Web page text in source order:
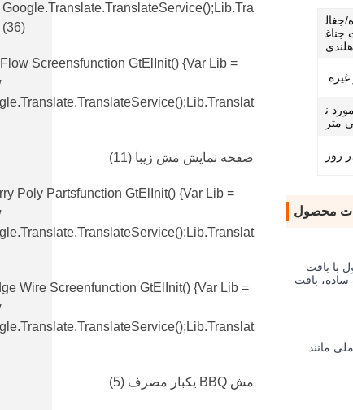
جغال
جناغ
متر، مورد ن
محصول
با بافت
بافت
مانند
Google.translate.TranslateService();lib.tra
(36)
Screensfunction GtElInit() {var Lib =
صفحه نمایش مش زیبا (11)
Poly Partsfunction GtElInit() {var Lib =
Wire Screenfunction GtElInit() {var Lib =
مش BBQ یکبار مصرف (5)